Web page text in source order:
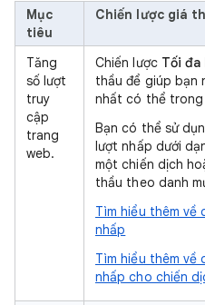
Mục
tiêu
Chiến lược giá
Tăng
số lượt
truy
cập
trang
web.
Chiến lược Tối đa
thầu để giúp bạn
nhất có thể trong
Bạn có thể sử
lượt nhấp dưới
một chiến dịch
thầu theo danh
Tìm hiểu thêm về
nhấp
Tìm hiểu thêm về
nhấp cho chiến